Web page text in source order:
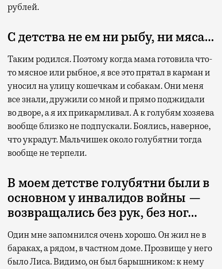
рублей.
С детства не ем ни рыбу, ни мяса…
Таким родился. Поэтому когда мама готовила что-
то мясное или рыбное, я все это прятал в карман и
уносил на улицу кошечкам и собакам. Они меня
все знали, дружили со мной и прямо поджидали
во дворе, а я их прикармливал. А к голубям хозяева
вообще близко не подпускали. Боялись, наверное,
что украдут. Мальчишек около голубятни тогда
вообще не терпели.
В моем детстве голубятни были в
основном у инвалидов войны —
возвращались без рук, без ног…
Один мне запомнился очень хорошо. Он жил не в
бараках, а рядом, в частном доме. Прозвище у него
было Лиса. Видимо, он был барышником: к нему